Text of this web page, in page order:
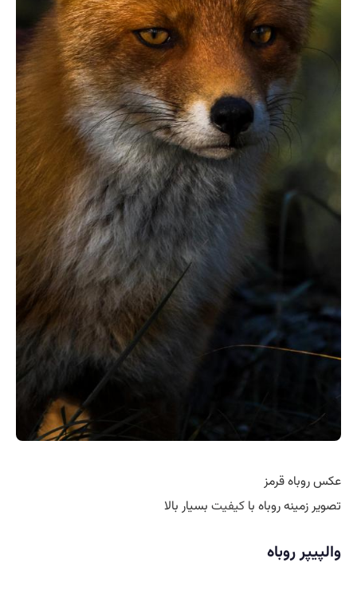
عکس روباه قرمز
تصویر زمینه روباه با کیفیت بسیار بالا
والپیپر روباه